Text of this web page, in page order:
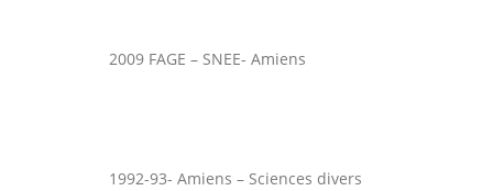
2009 FAGE – SNEE- Amiens
1992-93- Amiens – Sciences divers